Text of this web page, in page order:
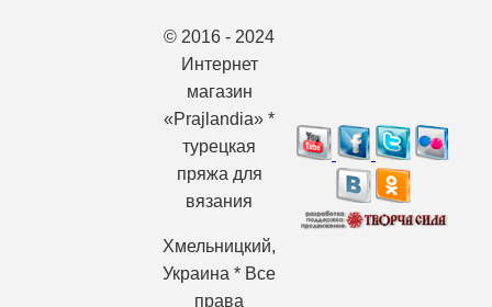
© 2016 - 2024
Интернет
магазин
«Prajlandia» *
турецкая
пряжа для
вязания
Хмельницкий,
Украина * Все
права